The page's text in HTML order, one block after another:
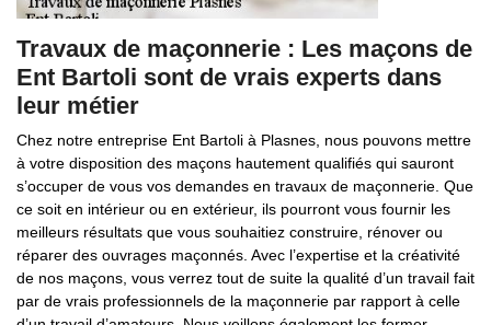
Travaux de maçonnerie : Les maçons de
Ent Bartoli sont de vrais experts dans
leur métier
Chez notre entreprise Ent Bartoli à Plasnes, nous pouvons mettre
à votre disposition des maçons hautement qualifiés qui sauront
s’occuper de vous vos demandes en travaux de maçonnerie. Que
ce soit en intérieur ou en extérieur, ils pourront vous fournir les
meilleurs résultats que vous souhaitiez construire, rénover ou
réparer des ouvrages maçonnés. Avec l’expertise et la créativité
de nos maçons, vous verrez tout de suite la qualité d’un travail fait
par de vrais professionnels de la maçonnerie par rapport à celle